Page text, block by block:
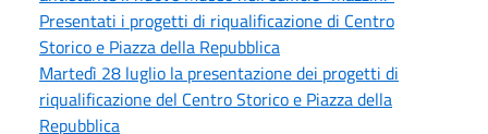
Presentati i progetti di riqualificazione di Centro
Storico e Piazza della Repubblica
Martedì 28 luglio la presentazione dei progetti di
riqualificazione del Centro Storico e Piazza della
Repubblica